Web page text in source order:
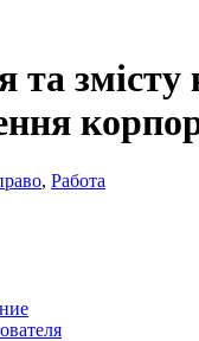
та
, Работа